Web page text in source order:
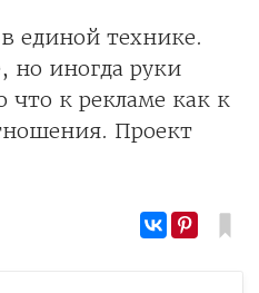
единой технике.
но иногда руки
что к рекламе как к
Проект